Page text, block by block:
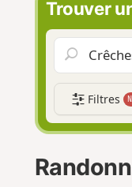
Trouver
Filtres